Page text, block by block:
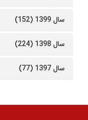
سال 1399 (152)
سال 1398 (224)
سال 1397 (77)